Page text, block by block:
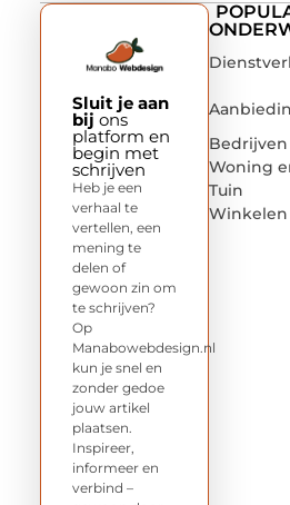
Bedrijven
Woning
Tuin
Winkelen
Sluit je aan
bij ons
platform en
begin met
schrijven
Heb je een
verhaal te
vertellen, een
mening te
delen of
gewoon zin om
te schrijven?
Op
Manabowebdesign.nl
kun je snel en
zonder gedoe
jouw artikel
plaatsen.
Inspireer,
informeer en
verbind –